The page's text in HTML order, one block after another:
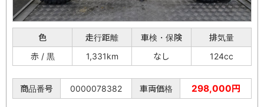
色 走行距離 車検・保険
排気量
赤 / 黒
1,331km なし 124cc
商品番号 0000078382 車両価格 298,000円